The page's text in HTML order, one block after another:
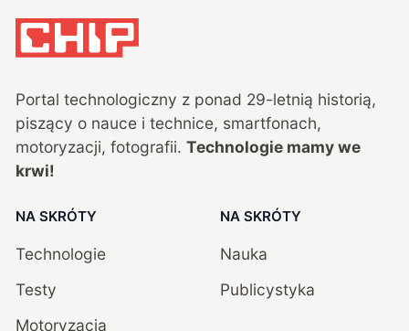
Portal technologiczny z ponad 29-letnią historią,
piszący o nauce i technice, smartfonach,
motoryzacji, fotografii. Technologie mamy we
krwi!
NA SKRÓTY
Technologie
Testy
Motoryzacja
NA SKRÓTY
Nauka
Publicystyka